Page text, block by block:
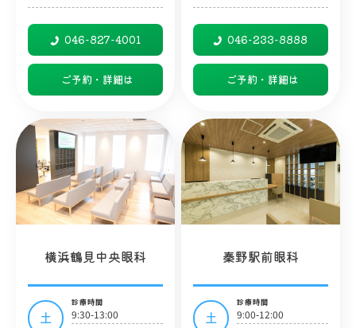
046-827-4001
ご予約・詳細は
046-233-8888
ご予約・詳細は
横浜鶴見中央眼科
土
診療時間
9:30-13:00
秦野駅前眼科
土
診療時間
9:00-12:00